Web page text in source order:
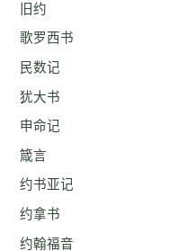
旧约
歌罗西书
民数记
犹大书
申命记
箴言
约书亚记
约拿书
约翰福音